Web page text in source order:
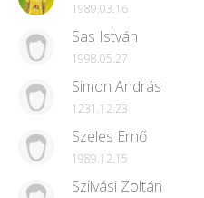
1989.03.16
Sas István
1998.05.27
Simon András
1231.12.23
Szeles Ernő
1989.12.15
Szilvási Zoltán